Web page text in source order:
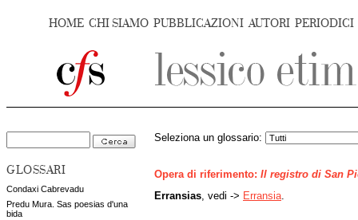
HOME CHI SIAMO PUBBLICAZIONI AUTORI PERIODICI
GLOSSARI
Condaxi Cabrevadu
Predu Mura. Sas poesias d'una
bida
Seleziona un glossario:
Opera di riferimento: Il registro di San
Erransias , vedi -> Erransia